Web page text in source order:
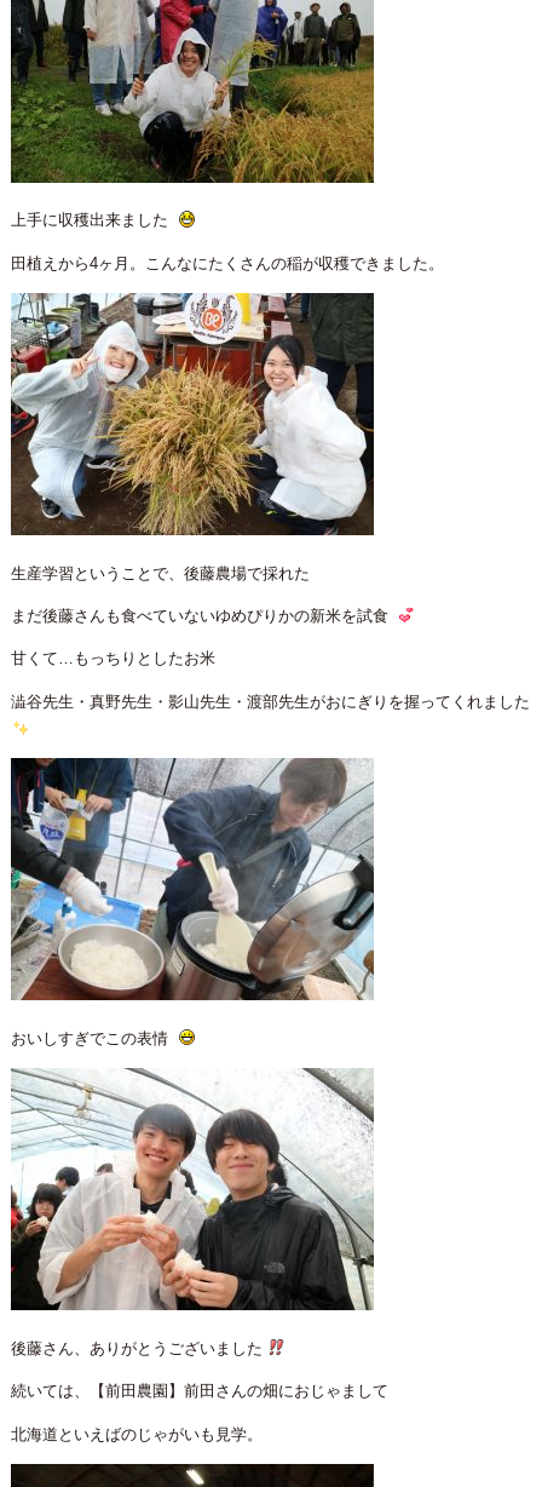
上手に収穫出来ました
田植えから4ヶ月。こんなにたくさんの稲が収穫できました。
生産学習ということで、後藤農場で採れた
まだ後藤さんも食べていないゆめぴりかの新米を試食
甘くて…もっちりとしたお米
澁谷先生・真野先生・影山先生・渡部先生がおにぎりを握ってくれました
おいしすぎでこの表情
後藤さん、ありがとうございました
続いては、【前田農園】前田さんの畑におじゃまして
北海道といえばのじゃがいも見学。